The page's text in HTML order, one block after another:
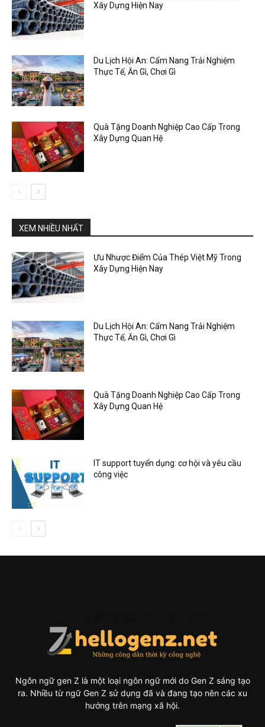
Xây Dựng Hiện Nay
Du Lịch Hội An: Cẩm Nang Trải Nghiệm
Thực Tế, Ăn Gì, Chơi Gì
Quà Tặng Doanh Nghiệp Cao Cấp Trong
Xây Dựng Quan Hệ
XEM NHIỀU NHẤT
Ưu Nhược Điểm Của Thép Việt Mỹ Trong
Xây Dựng Hiện Nay
Du Lịch Hội An: Cẩm Nang Trải Nghiệm
Thực Tế, Ăn Gì, Chơi Gì
Quà Tặng Doanh Nghiệp Cao Cấp Trong
Xây Dựng Quan Hệ
IT support tuyển dụng: cơ hội và yêu cầu
công việc
Ngôn ngữ gen Z là một loại ngôn ngữ mới do Gen Z sáng tạo
ra. Nhiều từ ngữ Gen Z sử dụng đã và đang tạo nên các xu
hướng trên mạng xã hội.